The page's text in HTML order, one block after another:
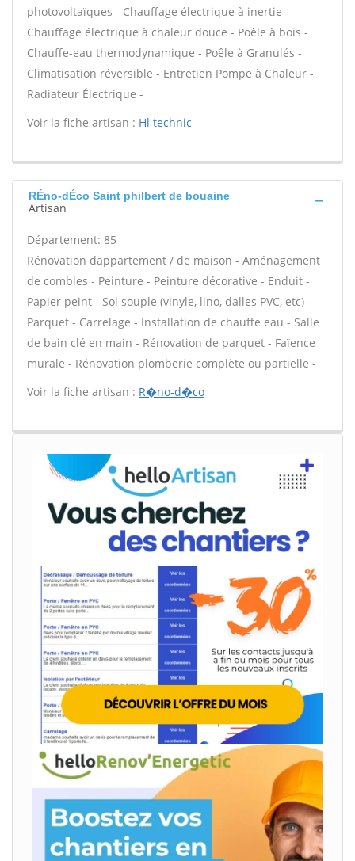
photovoltaïques - Chauffage électrique à inertie -
Chauffage électrique à chaleur douce - Poêle à bois -
Chauffe-eau thermodynamique - Poêle à Granulés -
Climatisation réversible - Entretien Pompe à Chaleur -
Radiateur Électrique -
Voir la fiche artisan : Hl technic
RÉno-dÉco Saint philbert de bouaine
Artisan
Département: 85
Rénovation dappartement / de maison - Aménagement
de combles - Peinture - Peinture décorative - Enduit -
Papier peint - Sol souple (vinyle, lino, dalles PVC, etc) -
Parquet - Carrelage - Installation de chauffe eau - Salle
de bain clé en main - Rénovation de parquet - Faïence
murale - Rénovation plomberie complète ou partielle -
Voir la fiche artisan : R�no-d�co